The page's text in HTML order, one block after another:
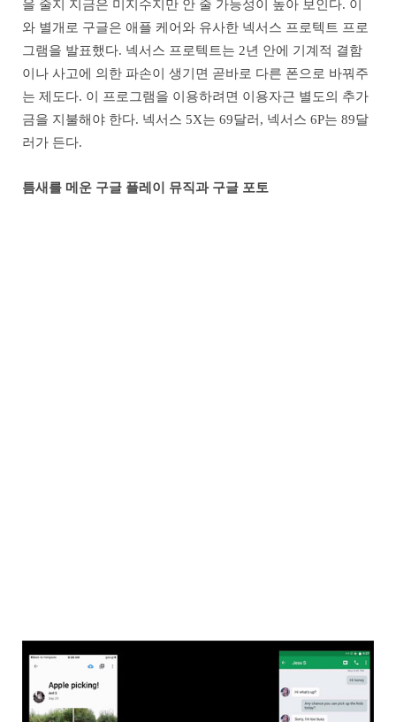
을 줄지 지금은 미지수지만 안 줄 가능성이 높아 보인다. 이
와 별개로 구글은 애플 케어와 유사한 넥서스 프로텍트 프로
그램을 발표했다. 넥서스 프로텍트는 2년 안에 기계적 결함
이나 사고에 의한 파손이 생기면 곧바로 다른 폰으로 바꿔주
는 제도다. 이 프로그램을 이용하려면 이용자근 별도의 추가
금을 지불해야 한다. 넥서스 5X는 69달러, 넥서스 6P는 89달
러가 든다.
틈새를 메운 구글 플레이 뮤직과 구글 포토